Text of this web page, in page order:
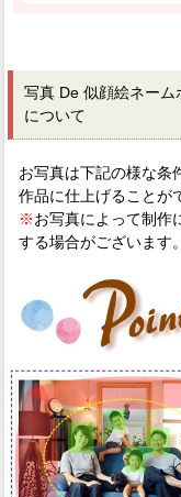
写真 De 似顔絵ネー
について
お写真は下記の様な条
作品に仕上げることが
※お写真によって制作
する場合がございます。